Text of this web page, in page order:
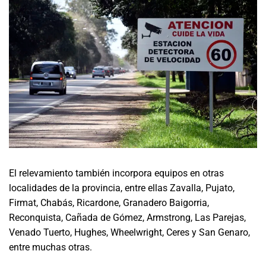
El relevamiento también incorpora equipos en otras
localidades de la provincia, entre ellas Zavalla, Pujato,
Firmat, Chabás, Ricardone, Granadero Baigorria,
Reconquista, Cañada de Gómez, Armstrong, Las Parejas,
Venado Tuerto, Hughes, Wheelwright, Ceres y San Genaro,
entre muchas otras.